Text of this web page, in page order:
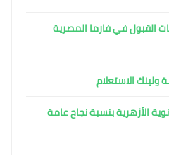
القبول في فارما المصرية
ولينك الاستعلام
الأزهرية بنسبة نجاح عامة